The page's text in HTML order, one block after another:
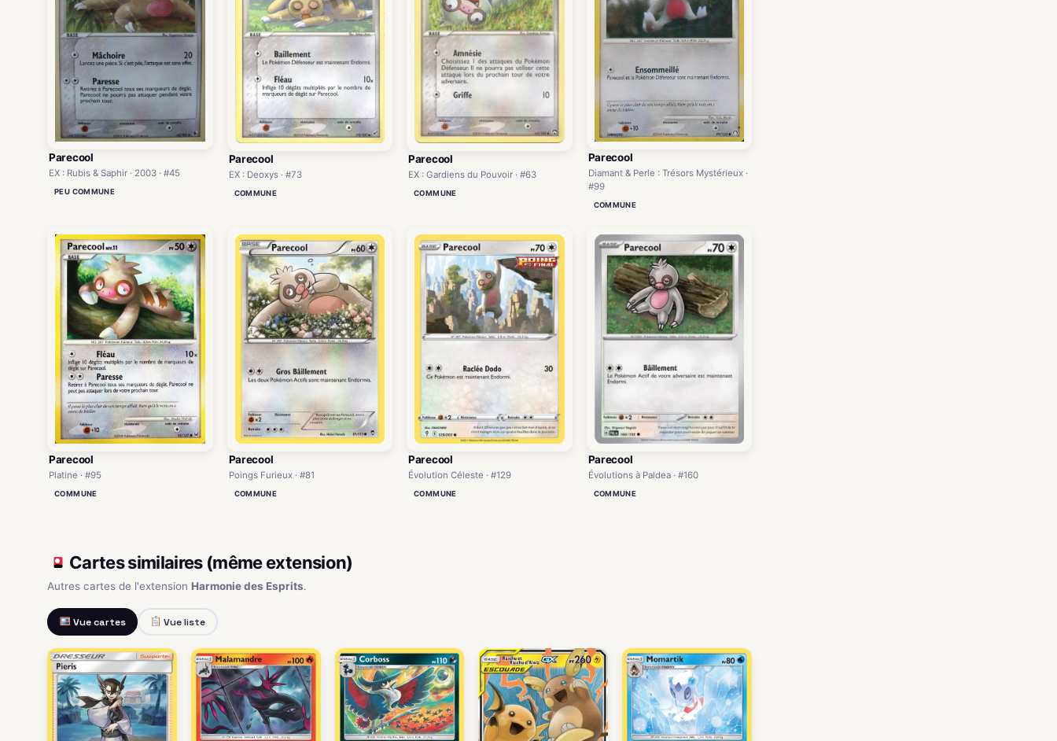
Parecool
EX : Rubis & Saphir · 2003 · #45
PEU COMMUNE
Parecool
EX : Deoxys · #73
COMMUNE
Parecool
EX : Gardiens du Pouvoir · #63
COMMUNE
Parecool
Diamant & Perle : Trésors Mystérieux ·
#99
COMMUNE
Parecool
Platine · #95
COMMUNE
Parecool
Poings Furieux · #81
COMMUNE
Parecool
Évolution Céleste · #129
COMMUNE
Parecool
Évolutions à Paldea · #160
COMMUNE
Cartes similaires (même extension)
Autres cartes de l'extension Harmonie des Esprits.
Vue cartes Vue liste